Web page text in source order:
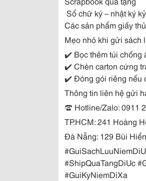
Sổ chữ ký – nhật ký
Các sản phẩm giấy
Mẹo nhỏ khi gửi sách
✔️ Bọc thêm túi chống
✔️ Chèn carton cứng
✔️ Đóng gói riêng nếu
Thông tin liên hệ gửi
☎️ Hotline/Zalo: 0911
TP.HCM: 241 Hoàng
Đà Nẵng: 129 Bùi
#ShipQuaTangDiUc
#GuiKyNiemDiXa